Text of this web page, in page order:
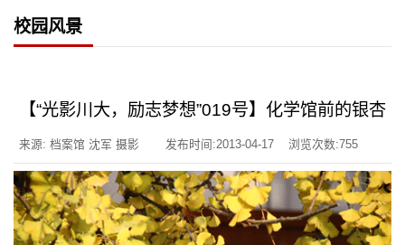
校园风景
【“光影川大，励志梦想”019号】化学馆前的银杏
来源: 档案馆 沈军 摄影 发布时间:2013-04-17 浏览次数:755